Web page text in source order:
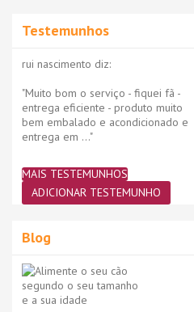
Testemunhos
rui nascimento diz:
"Muito bom o serviço - fiquei fã -
entrega eficiente - produto muito
bem embalado e acondicionado e
entrega em ..."
MAIS TESTEMUNHOS
ADICIONAR TESTEMUNHO
Blog